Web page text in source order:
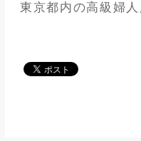
東京都内の高級婦